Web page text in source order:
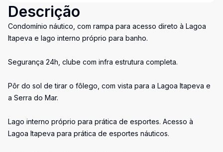
Descrição
Condomínio náutico, com rampa para acesso direto à Lagoa
Itapeva e lago interno próprio para banho.
Segurança 24h, clube com infra estrutura completa.
Pôr do sol de tirar o fôlego, com vista para a Lagoa Itapeva e
a Serra do Mar.
Lago interno próprio para prática de esportes. Acesso à
Lagoa Itapeva para prática de esportes náuticos.